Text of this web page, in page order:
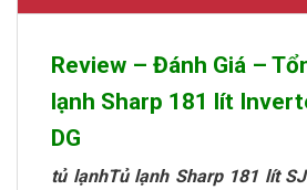
Review – Đánh Giá –
lạnh Sharp 181 lít
DG
tủ lạnhTủ lạnh Sharp 181 lít